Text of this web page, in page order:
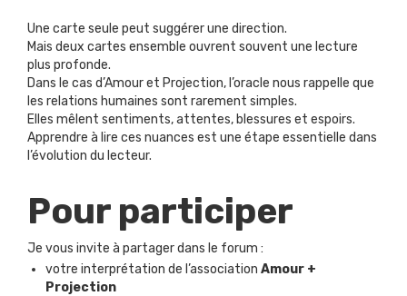
Une carte seule peut suggérer une direction.
Mais deux cartes ensemble ouvrent souvent une lecture
plus profonde.
Dans le cas d’Amour et Projection, l’oracle nous rappelle que
les relations humaines sont rarement simples.
Elles mêlent sentiments, attentes, blessures et espoirs.
Apprendre à lire ces nuances est une étape essentielle dans
l’évolution du lecteur.
Pour participer
Je vous invite à partager dans le forum :
votre interprétation de l’association Amour +
Projection